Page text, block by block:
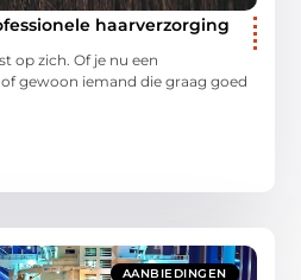
haarverzorging
op zich. Of je nu een
gewoon iemand die graag goed
AANBIEDINGEN